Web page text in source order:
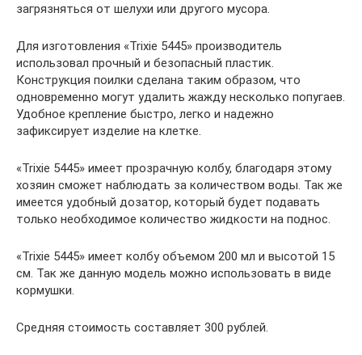
загрязняться от шелухи или другого мусора.
Для изготовления «Trixie 5445» производитель
использовал прочный и безопасный пластик.
Конструкция поилки сделана таким образом, что
одновременно могут удалить жажду несколько попугаев.
Удобное крепление быстро, легко и надежно
зафиксирует изделие на клетке.
«Trixie 5445» имеет прозрачную колбу, благодаря этому
хозяин сможет наблюдать за количеством воды. Так же
имеется удобный дозатор, который будет подавать
только необходимое количество жидкости на поднос.
«Trixie 5445» имеет колбу объемом 200 мл и высотой 15
см. Так же данную модель можно использовать в виде
кормушки.
Средняя стоимость составляет 300 рублей.